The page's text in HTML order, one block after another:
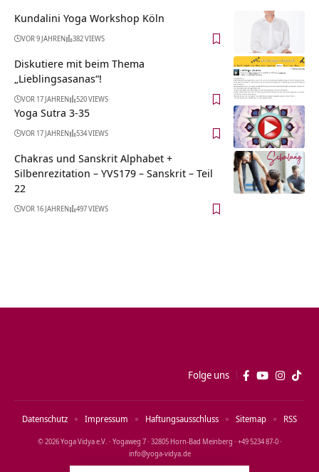
Kundalini Yoga Workshop Köln
VOR 9 JAHREN 382 VIEWS
Diskutiere mit beim Thema
„Lieblingsasanas“!
VOR 17 JAHREN 520 VIEWS
Yoga Sutra 3-35
VOR 17 JAHREN 534 VIEWS
Chakras und Sanskrit Alphabet +
Silbenrezitation – YVS179 – Sanskrit – Teil
22
VOR 16 JAHREN 497 VIEWS
Folge uns
© 2026 Yoga Vidya e.V. · Yogaweg 7 · 32805 Horn‑Bad Meinberg · +49 5234 87‑0 ·
info@yoga‑vidya.de
Datenschutz Impressum Haftungsausschluss Sitemap RSS